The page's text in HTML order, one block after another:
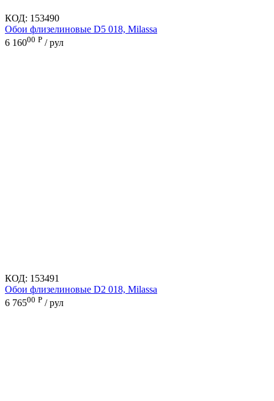
КОД: 153490
Обои флизелиновые D5 018, Milassa
6 16000 Р / рул
КОД: 153491
Обои флизелиновые D2 018, Milassa
6 76500 Р / рул